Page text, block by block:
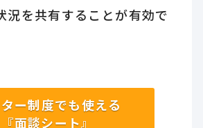
況を共有することが有効で
ー制度でも使える
『面談シート』